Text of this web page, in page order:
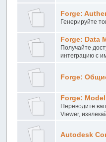
Forge:
Генерируйте
Forge: Data
Получайте
интеграцию с
Forge:
Forge:
Переводите
Viewer,
Autodesk